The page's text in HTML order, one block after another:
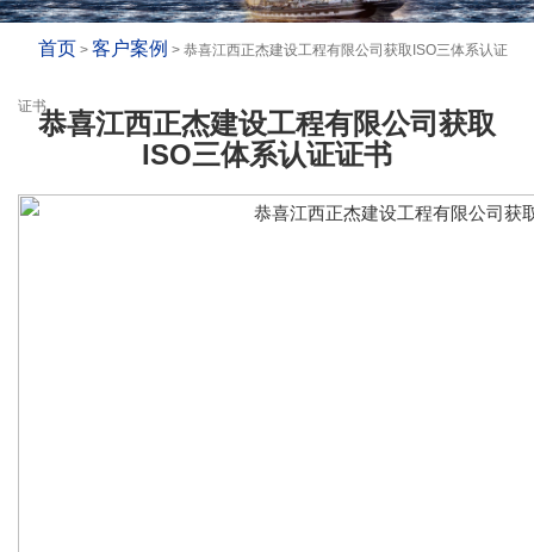
首页 > 客户案例 > 恭喜江西正杰建设工程有限公司获取ISO三体系认证
证书
恭喜江西正杰建设工程有限公司获取
ISO三体系认证证书